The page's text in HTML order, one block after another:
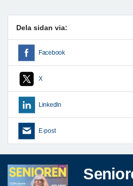
Dela sidan via:
Facebook
X
LinkedIn
E-post